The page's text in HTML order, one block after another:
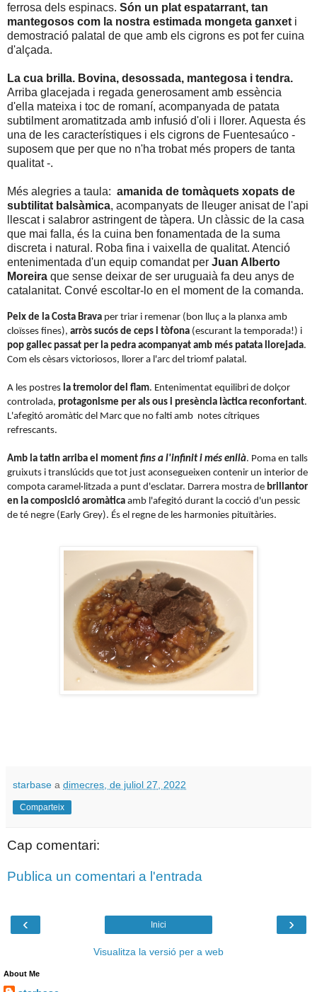
ferrosa dels espinacs. Són un plat espatarrant, tan
mantegosos com la nostra estimada mongeta ganxet i
demostració palatal de que amb els cigrons es pot fer cuina
d'alçada.
La cua brilla. Bovina, desossada, mantegosa i tendra.
Arriba glacejada i regada generosament amb essència
d'ella mateixa i toc de romaní, acompanyada de patata
subtilment aromatitzada amb infusió d'oli i llorer. Aquesta és
una de les característiques i els cigrons de Fuentesaúco -
suposem que per que no n'ha trobat més propers de tanta
qualitat -.
Més alegries a taula: amanida de tomàquets xopats de
subtilitat balsàmica, acompanyats de lleuger anisat de l'api
llescat i salabror astringent de tàpera. Un clàssic de la casa
que mai falla, és la cuina ben fonamentada de la suma
discreta i natural. Roba fina i vaixella de qualitat. Atenció
entenimentada d'un equip comandat per Juan Alberto
Moreira que sense deixar de ser uruguaià fa deu anys de
catalanitat. Convé escoltar-lo en el moment de la comanda.
Peix de la Costa Brava per triar i remenar (bon lluç a la planxa amb
cloïsses fines), arròs sucós de ceps i tòfona (escurant la temporada!) i
pop gallec passat per la pedra acompanyat amb més patata llorejada.
Com els cèsars victoriosos, llorer a l'arc del triomf palatal.
A les postres la tremolor del flam. Entenimentat equilibri de dolçor
controlada, protagonisme per als ous i presència làctica reconfortant.
L'afegitó aromàtic del Marc que no falti amb notes cítriques
refrescants.
Amb la tatin arriba el moment fins a l'infinit i més enllà. Poma en talls
gruixuts i translúcids que tot just aconsegueixen contenir un interior de
compota caramel·litzada a punt d'esclatar. Darrera mostra de brillantor
en la composició aromàtica amb l'afegitó durant la cocció d'un pessic
de té negre (Early Grey). És el regne de les harmonies pituïtàries.
starbase a dimecres, de juliol 27, 2022
Comparteix
Cap comentari:
Publica un comentari a l'entrada
‹ ›
Inici
Visualitza la versió per a web
About Me